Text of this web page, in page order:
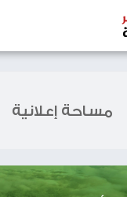
مساحة إعلانية